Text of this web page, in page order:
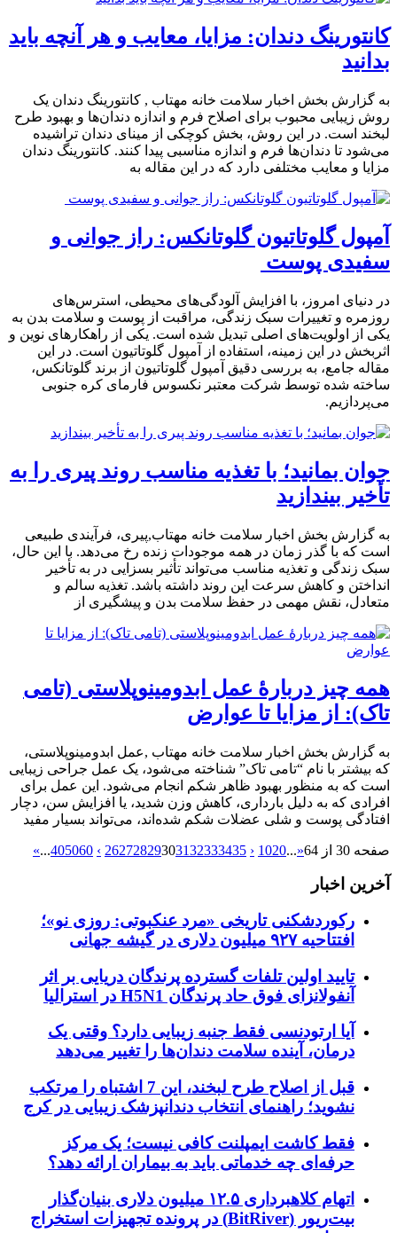
کانتورینگ دندان: مزایا، معایب و هر آنچه باید
بدانید
به گزارش بخش اخبار سلامت خانه مهتاب , کانتورینگ دندان یک
روش زیبایی محبوب برای اصلاح فرم و اندازه دندان‌ها و بهبود طرح
لبخند است. در این روش، بخش کوچکی از مینای دندان تراشیده
می‌شود تا دندان‌ها فرم و اندازه مناسبی پیدا کنند. کانتورینگ دندان
مزایا و معایب مختلفی دارد که در این مقاله به
آمپول گلوتاتیون گلوتانکس: راز جوانی و
سفیدی پوست
در دنیای امروز، با افزایش آلودگی‌های محیطی، استرس‌های
روزمره و تغییرات سبک زندگی، مراقبت از پوست و سلامت بدن به
یکی از اولویت‌های اصلی تبدیل شده است. یکی از راهکارهای نوین و
اثربخش در این زمینه، استفاده از آمپول گلوتاتیون است. در این
مقاله جامع، به بررسی دقیق آمپول گلوتاتیون از برند گلوتانکس،
ساخته شده توسط شرکت معتبر نکسوس فارمای کره جنوبی
می‌پردازیم.
جوان بمانید؛ با تغذیه مناسب روند پیری را به
تأخیر بیندازید
به گزارش بخش اخبار سلامت خانه مهتاب,پیری، فرآیندی طبیعی
است که با گذر زمان در همه موجودات زنده رخ می‌دهد. با این حال،
سبک زندگی و تغذیه مناسب می‌تواند تأثیر بسزایی در به تأخیر
انداختن و کاهش سرعت این روند داشته باشد. تغذیه سالم و
متعادل، نقش مهمی در حفظ سلامت بدن و پیشگیری از
همه‌ چیز دربارۀ عمل ابدومینوپلاستی (تامی
تاک): از مزایا تا عوارض
به گزارش بخش اخبار سلامت خانه مهتاب ,عمل ابدومینوپلاستی،
که بیشتر با نام “تامی تاک” شناخته می‌شود، یک عمل جراحی زیبایی
است که به منظور بهبود ظاهر شکم انجام می‌شود. این عمل برای
افرادی که به دلیل بارداری، کاهش وزن شدید، یا افزایش سن، دچار
افتادگی پوست و شلی عضلات شکم شده‌اند، می‌تواند بسیار مفید
صفحه 30 از 64 «
...
1020
‹
26272829303132333435
›
405060
...
»
آخرین اخبار
رکوردشکنی تاریخی «مرد عنکبوتی: روزی نو»؛
افتتاحیه ۹۲۷ میلیون دلاری در گیشه جهانی
تایید اولین تلفات گسترده پرندگان دریایی بر اثر
آنفولانزای فوق حاد پرندگان H5N1 در استرالیا
آیا ارتودنسی فقط جنبه زیبایی دارد؟ وقتی یک
درمان، آینده سلامت دندان‌ها را تغییر می‌دهد
قبل از اصلاح طرح لبخند، این 7 اشتباه را مرتکب
نشوید؛ راهنمای انتخاب دندانپزشک زیبایی در کرج
فقط کاشت ایمپلنت کافی نیست؛ یک مرکز
حرفه‌ای چه خدماتی باید به بیماران ارائه دهد؟
اتهام کلاهبرداری ۱۲.۵ میلیون دلاری بنیان‌گذار
بیت‌ریور (BitRiver) در پرونده تجهیزات استخراج